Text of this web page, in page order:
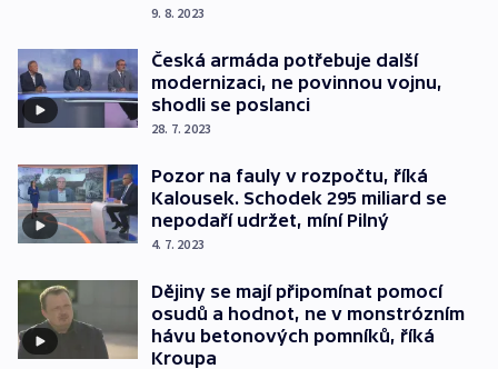
9. 8. 2023
Česká armáda potřebuje další
modernizaci, ne povinnou vojnu,
shodli se poslanci
28. 7. 2023
Pozor na fauly v rozpočtu, říká
Kalousek. Schodek 295 miliard se
nepodaří udržet, míní Pilný
4. 7. 2023
Dějiny se mají připomínat pomocí
osudů a hodnot, ne v monstrózním
hávu betonových pomníků, říká
Kroupa